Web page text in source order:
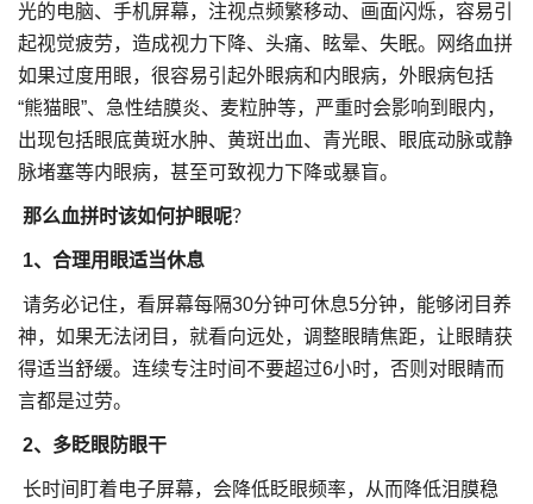
光的电脑、手机屏幕，注视点频繁移动、画面闪烁，容易引
起视觉疲劳，造成视力下降、头痛、眩晕、失眠。网络血拼
如果过度用眼，很容易引起外眼病和内眼病，外眼病包括
“熊猫眼”、急性结膜炎、麦粒肿等，严重时会影响到眼内，
出现包括眼底黄斑水肿、黄斑出血、青光眼、眼底动脉或静
脉堵塞等内眼病，甚至可致视力下降或暴盲。
那么血拼时该如何护眼呢？
1、合理用眼适当休息
请务必记住，看屏幕每隔30分钟可休息5分钟，能够闭目养
神，如果无法闭目，就看向远处，调整眼睛焦距，让眼睛获
得适当舒缓。连续专注时间不要超过6小时，否则对眼睛而
言都是过劳。
2、多眨眼防眼干
长时间盯着电子屏幕，会降低眨眼频率，从而降低泪膜稳